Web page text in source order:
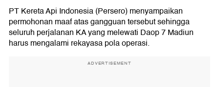
PT Kereta Api Indonesia (Persero) menyampaikan
permohonan maaf atas gangguan tersebut sehingga
seluruh perjalanan KA yang melewati Daop 7 Madiun
harus mengalami rekayasa pola operasi.
ADVERTISEMENT